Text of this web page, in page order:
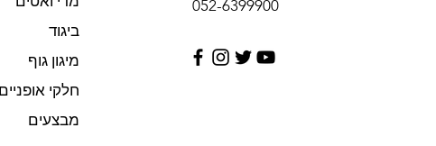
ביגוד
מיגון גוף
חלקי אופניים
מבצעים
052-6399900​